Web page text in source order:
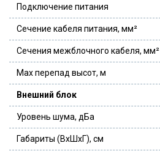
Подключение питания
Сечение кабеля питания, мм²
Сечения межблочного кабеля, мм²
Max перепад высот, м
Внешний блок
Уровень шума, дБа
Габариты (ВхШхГ), см